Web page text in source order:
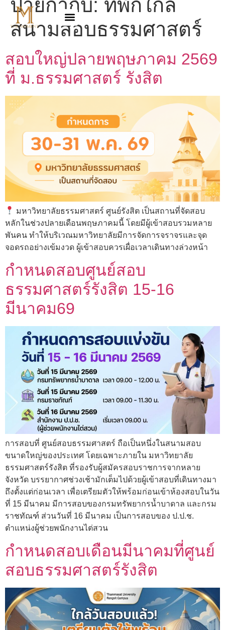
ป้ายกำกับ: ที่พักใกล้
สนามสอบธรรมศาสตร์
สอบใหญ่ปลายพฤษภาคม 2569
ที่ ม.ธรรมศาสตร์ รังสิต
มหาวิทยาลัยธรรมศาสตร์ ศูนย์รังสิต เป็นสถานที่จัดสอบ
หลักในช่วงปลายเดือนพฤษภาคมนี้ โดยมีผู้เข้าสอบรวมหลาย
พันคน ทำให้บริเวณมหาวิทยาลัยมีการจัดการจราจรและจุด
จอดรถอย่างเข้มงวด ผู้เข้าสอบควรเผื่อเวลาเดินทางล่วงหน้า
กำหนดสอบศูนย์สอบ
ธรรมศาสตร์รังสิต 15-16
มีนาคม69
การสอบที่ ศูนย์สอบธรรมศาสตร์ ถือเป็นหนึ่งในสนามสอบ
ขนาดใหญ่ของประเทศ โดยเฉพาะภายใน มหาวิทยาลัย
ธรรมศาสตร์รังสิต ที่รองรับผู้สมัครสอบราชการจากหลาย
จังหวัด บรรยากาศช่วงเช้ามักเต็มไปด้วยผู้เข้าสอบที่เดินทางมา
ถึงตั้งแต่ก่อนเวลา เพื่อเตรียมตัวให้พร้อมก่อนเข้าห้องสอบในวัน
ที่ 15 มีนาคม มีการสอบของกรมทรัพยากรน้ำบาดาล และกรม
ราชทัณฑ์ ส่วนวันที่ 16 มีนาคม เป็นการสอบของ ป.ป.ช.
ตำแหน่งผู้ช่วยพนักงานไต่สวน
กำหนดสอบเดือนมีนาคมที่ศูนย์
สอบธรรมศาสตร์รังสิต